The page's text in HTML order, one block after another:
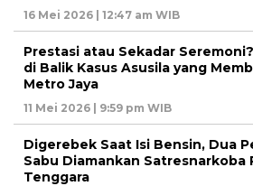
16 Mei 2026 | 12:47 am WIB
Prestasi atau Sekadar
di Balik Kasus Asusila yang
Metro Jaya
11 Mei 2026 | 9:59 pm WIB
Digerebek Saat Isi Bensin, Dua
Sabu Diamankan Satresnarkoba
Tenggara